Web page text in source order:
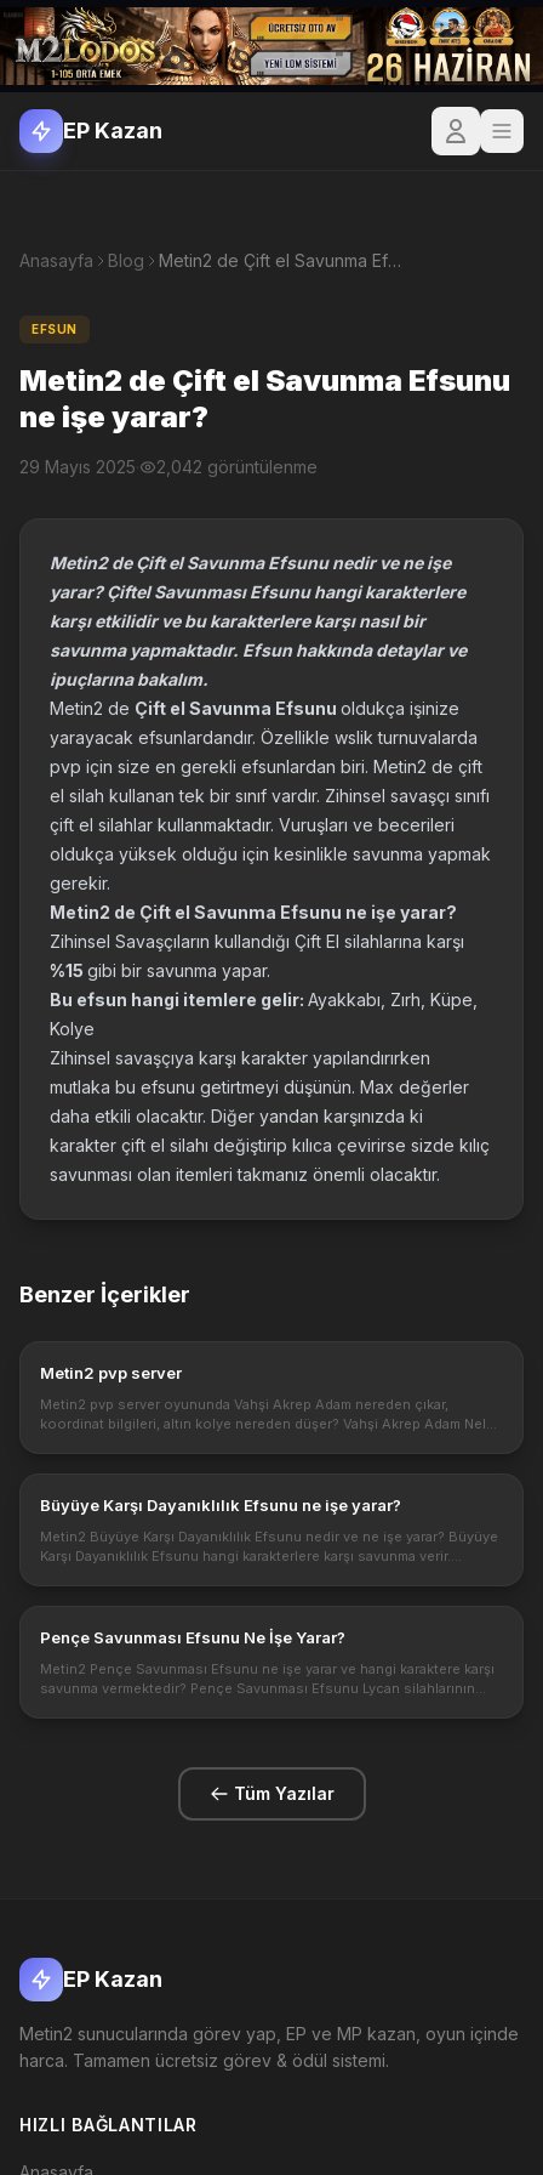
EP Kazan
Anasayfa Blog Metin2 de Çift el Savunma Efsunu ne işe yarar?
EFSUN
Metin2 de Çift el Savunma Efsunu
ne işe yarar?
29 Mayıs 2025· 2,042 görüntülenme
Metin2 de Çift el Savunma Efsunu nedir ve ne işe
yarar? Çiftel Savunması Efsunu hangi karakterlere
karşı etkilidir ve bu karakterlere karşı nasıl bir
savunma yapmaktadır. Efsun hakkında detaylar ve
ipuçlarına bakalım.
Metin2 de Çift el Savunma Efsunu oldukça işinize
yarayacak efsunlardandır. Özellikle wslik turnuvalarda
pvp için size en gerekli efsunlardan biri. Metin2 de çift
el silah kullanan tek bir sınıf vardır. Zihinsel savaşçı sınıfı
çift el silahlar kullanmaktadır. Vuruşları ve becerileri
oldukça yüksek olduğu için kesinlikle savunma yapmak
gerekir.
Metin2 de Çift el Savunma Efsunu ne işe yarar?
Zihinsel Savaşçıların kullandığı Çift El silahlarına karşı
%15 gibi bir savunma yapar.
Bu efsun hangi itemlere gelir: Ayakkabı, Zırh, Küpe,
Kolye
Zihinsel savaşçıya karşı karakter yapılandırırken
mutlaka bu efsunu getirtmeyi düşünün. Max değerler
daha etkili olacaktır. Diğer yandan karşınızda ki
karakter çift el silahı değiştirip kılıca çevirirse sizde kılıç
savunması olan itemleri takmanız önemli olacaktır.
Benzer İçerikler
Metin2 pvp server
Metin2 pvp server oyununda Vahşi Akrep Adam nereden çıkar,
koordinat bilgileri, altın kolye nereden düşer? Vahşi Akrep Adam Neler
Büyüye Karşı Dayanıklılık Efsunu ne işe yarar?
Metin2 Büyüye Karşı Dayanıklılık Efsunu nedir ve ne işe yarar? Büyüye
Karşı Dayanıklılık Efsunu hangi karakterlere karşı savunma verir.
Pençe Savunması Efsunu Ne İşe Yarar?
Metin2 Pençe Savunması Efsunu ne işe yarar ve hangi karaktere karşı
savunma vermektedir? Pençe Savunması Efsunu Lycan silahlarının
Tüm Yazılar
EP Kazan
Metin2 sunucularında görev yap, EP ve MP kazan, oyun içinde
harca. Tamamen ücretsiz görev & ödül sistemi.
HIZLI BAĞLANTILAR